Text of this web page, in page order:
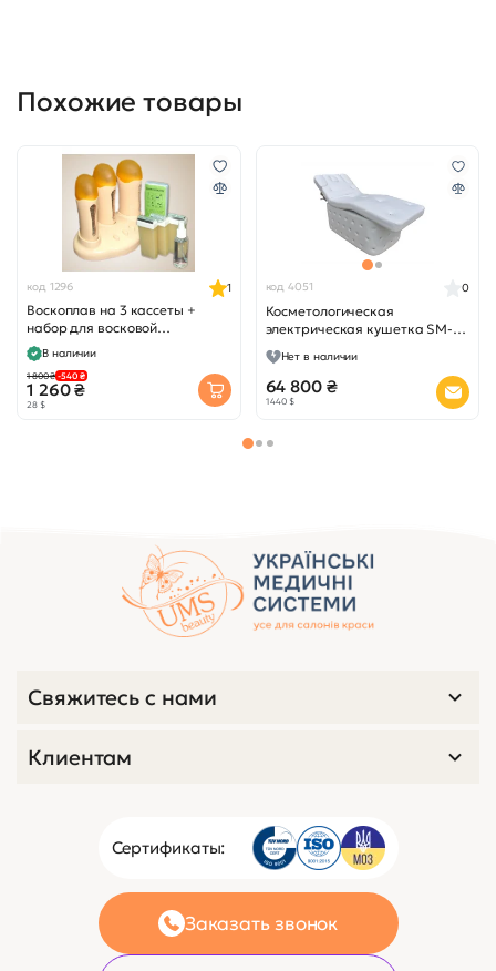
Похожие товары
код 1296
Воскоплав на 3 кассеты +
набор для восковой
депиляции UMS-8324
1
В наличии
1 800 ₴ -540 ₴
1 260 ₴
28 $
код 4051
Косметологическая
электрическая кушетка SM-20
LUXE
0
Нет в наличии
64 800 ₴
1 440 $
Сертификаты:
Заказать звонок
Свяжитесь с нами
Клиентам